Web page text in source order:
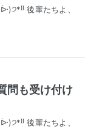
後輩たちよ、
問も受け付け
後輩たちよ、